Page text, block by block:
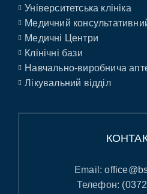
Університетська клініка
Медичний
Медичні Центри
Клінічні бази
Навчально-виробнича
Лікувальний відділ
Email:
Телефон: